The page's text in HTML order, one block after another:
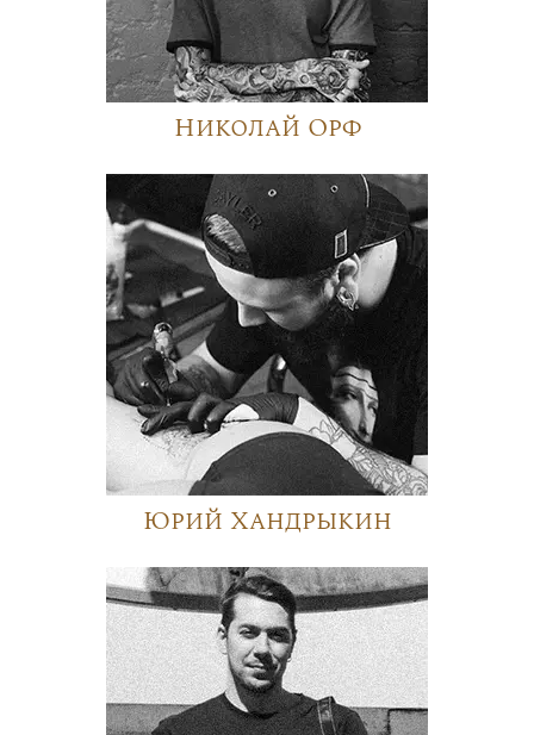
Николай Орф
Юрий Хандрыкин